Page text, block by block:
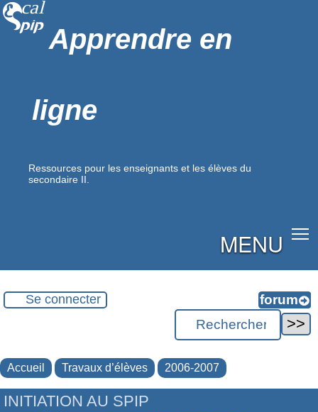
Apprendre en
ligne
Ressources pour les enseignants et les élèves du
secondaire II.
MENU
Se connecter
Accueil Travaux d’élèves 2006-2007
INITIATION AU SPIP